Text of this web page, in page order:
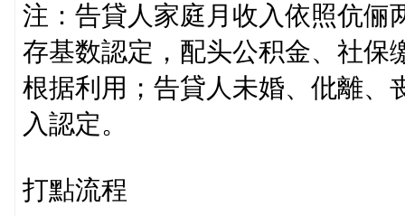
注：告貸人家庭月收入依照伉俪
存基数認定，配头公积金、社保
根据利用；告貸人未婚、仳離、
入認定。
打點流程